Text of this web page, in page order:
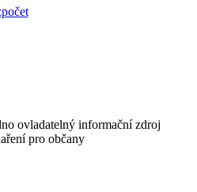
ovladatelný informační zdroj
pro občany